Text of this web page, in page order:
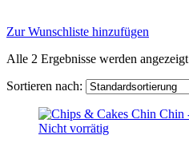
Zur Wunschliste hinzufügen
Alle 2 Ergebnisse werden angezeigt
Sortieren nach:
Nicht vorrätig